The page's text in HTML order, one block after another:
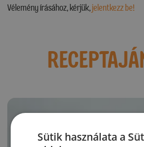
Vélemény írásához, kérjük,jelentkezz be!
Sütik használata a